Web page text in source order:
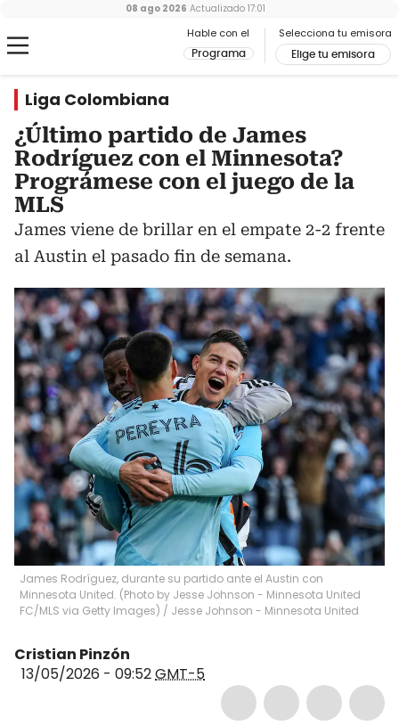
Hable con el
Programa
Selecciona tu emisora
Elige tu emisora
08 ago 2026 Actualizado 17:01
Liga Colombiana
¿Último partido de James
Rodríguez con el Minnesota?
Prográmese con el juego de la
MLS
James viene de brillar en el empate 2-2 frente
al Austin el pasado fin de semana.
James Rodríguez, durante su partido ante el Austin con
Minnesota United. (Photo by Jesse Johnson - Minnesota United
FC/MLS via Getty Images) / Jesse Johnson - Minnesota United
Cristian Pinzón
13/05/2026 - 09:52GMT-5